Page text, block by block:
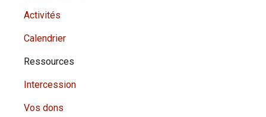
Activités
Calendrier
Ressources
Intercession
Vos dons